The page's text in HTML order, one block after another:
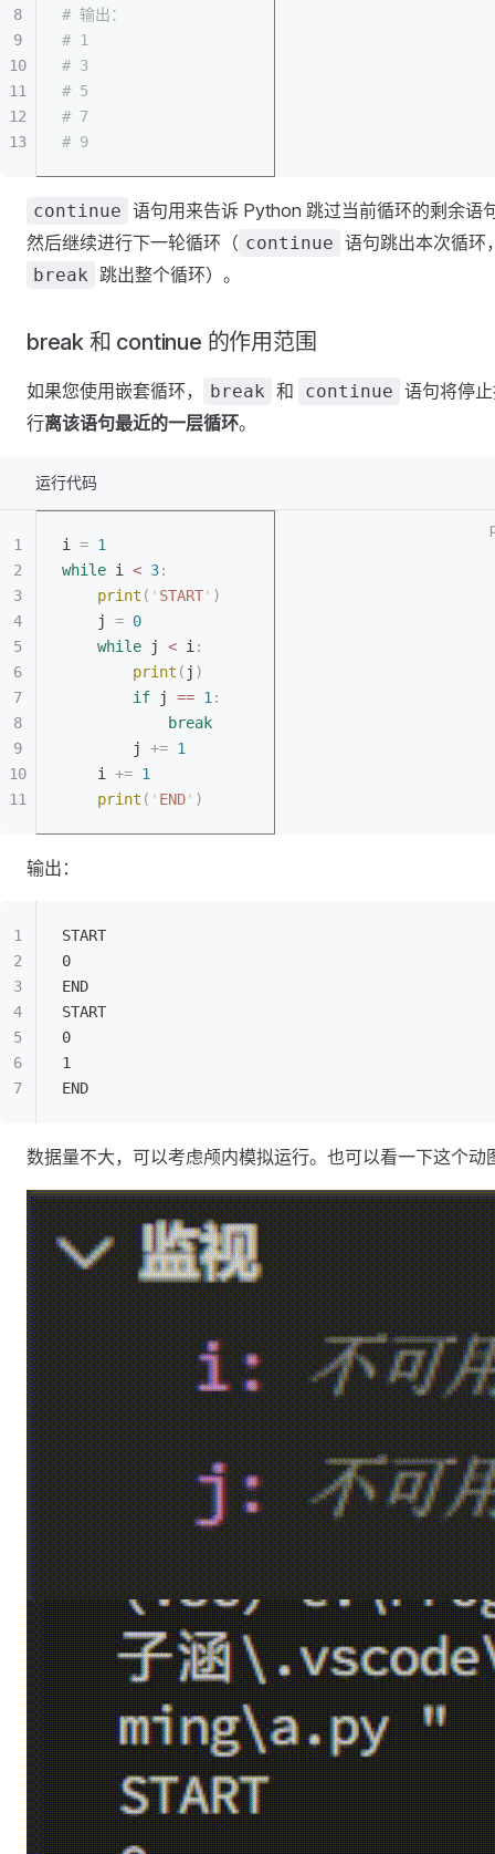
# 输出：
# 1
# 3
# 5
# 7
# 9
continue 语句用来告诉 Python 跳过当前循环的剩余语
然后继续进行下一轮循环（ continue 语句跳出本次循环
break 跳出整个循环）。
break 和 continue 的作用范围
如果您使用嵌套循环， break 和 continue 语句将停
行离该语句最近的一层循环。
运行代码
i = 1
while i < 3:
	print
( ' START' )
	j
= 0
	while
j < i :
		print
( j )
		if
j == 1 :
			break
		j
+= 1
	i
+= 1
	print
( ' END' )
输出：
START
0
END
START
0
1
END
数据量不大，可以考虑颅内模拟运行。也可以看一下这个动